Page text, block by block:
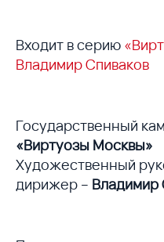
Входит в серию
Владимир Спиваков
Государственный
«Виртуозы Москвы»
Художественный
дирижер –